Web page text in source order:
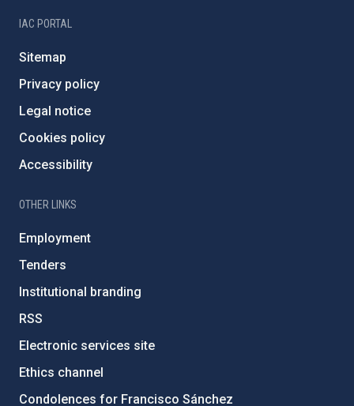
IAC PORTAL
Sitemap
Privacy policy
Legal notice
Cookies policy
Accessibility
OTHER LINKS
Employment
Tenders
Institutional branding
RSS
Electronic services site
Ethics channel
Condolences for Francisco Sánchez